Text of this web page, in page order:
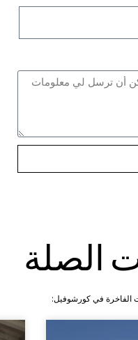
الصلة
الفاخرة في كورشوفيل: